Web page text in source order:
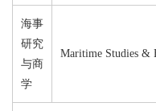
海事
研究
与商
学
Maritime Studies &